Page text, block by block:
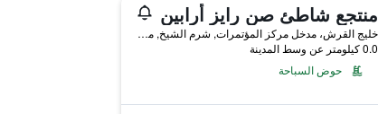
منتجع شاطئ صن رايز أرابين
خليج القرش، مدخل مركز المؤتمرات, شرم الشيخ, مصر
0.0 كيلومتر عن وسط المدينة
حوض السباحة